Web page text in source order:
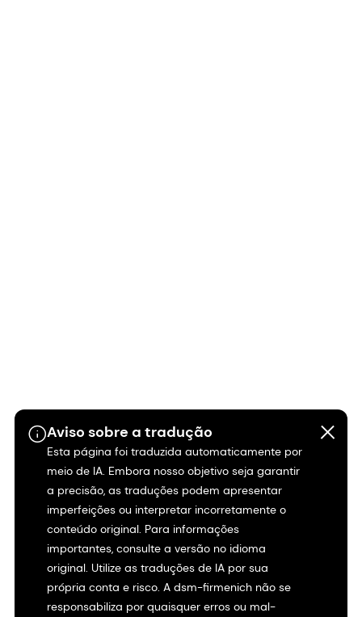
Aviso sobre a tradução
Esta página foi traduzida automaticamente por
meio de IA. Embora nosso objetivo seja garantir
a precisão, as traduções podem apresentar
imperfeições ou interpretar incorretamente o
conteúdo original. Para informações
importantes, consulte a versão no idioma
original. Utilize as traduções de IA por sua
própria conta e risco. A dsm-firmenich não se
responsabiliza por quaisquer erros ou mal-